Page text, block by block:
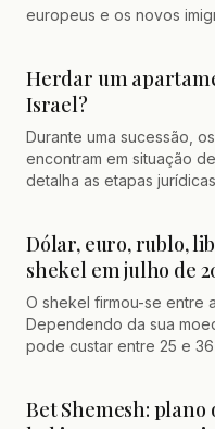
europeus e os novos
financiamento e
Herdar um
Israel?
Durante uma sucessão,
encontram em situação
detalha as etapas
judicial) e os recursos
indivisão e vender o bem.
Dólar, euro, rublo,
shekel em julho de
O shekel firmou-se entre
Dependendo da sua
pode custar entre 25 e
Bet Shemesh: plano